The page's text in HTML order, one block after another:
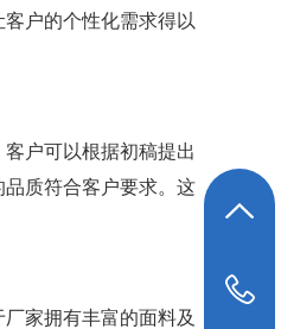
户的个性化需求得以
户可以根据初稿提出
质符合客户要求。这
家拥有丰富的面料及